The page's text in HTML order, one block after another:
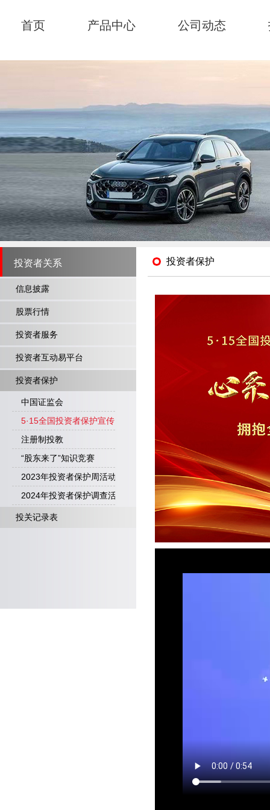
首页 产品中心 公司动态
投资者关系
信息披露
股票行情
投资者服务
投资者互动易平台
投资者保护
中国证监会
5·15全国投资者保护宣传日” 心系投资者 携手共行动
注册制投教
“股东来了”知识竞赛
2023年投资者保护周活动
2024年投资者保护调查活动
投关记录表
投资者保护